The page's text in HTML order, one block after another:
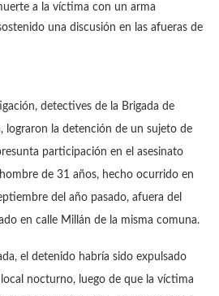
a la víctima con un arma
una discusión en las afueras de
detectives de la Brigada de
lograron la detención de un sujeto de
participación en el asesinato
de 31 años, hecho ocurrido en
del año pasado, afuera del
en calle Millán de la misma comuna.
el detenido habría sido expulsado
nocturno, luego de que la víctima